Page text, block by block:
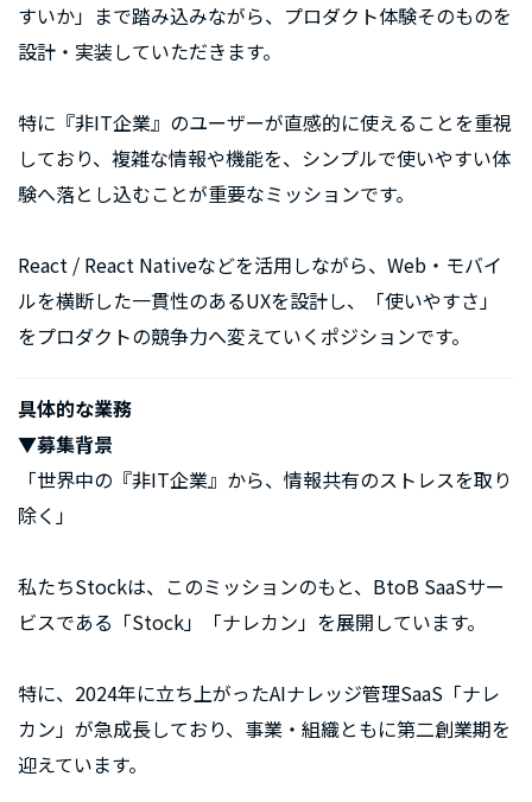
すいか」まで踏み込みながら、プロダクト体験そのものを
設計・実装していただきます。
特に『非IT企業』のユーザーが直感的に使えることを重視
しており、複雑な情報や機能を、シンプルで使いやすい体
験へ落とし込むことが重要なミッションです。
React / React Nativeなどを活用しながら、Web・モバイ
ルを横断した一貫性のあるUXを設計し、「使いやすさ」
をプロダクトの競争力へ変えていくポジションです。
具体的な業務
▼募集背景
「世界中の『非IT企業』から、情報共有のストレスを取り
除く」
私たちStockは、このミッションのもと、BtoB SaaSサー
ビスである「Stock」「ナレカン」を展開しています。
特に、2024年に立ち上がったAIナレッジ管理SaaS「ナレ
カン」が急成長しており、事業・組織ともに第二創業期を
迎えています。